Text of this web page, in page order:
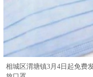
相城区渭塘镇3月4日起免费